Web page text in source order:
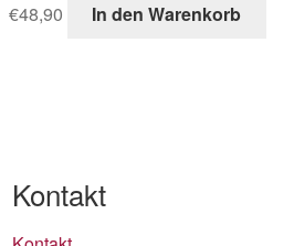
€48,90 In den Warenkorb
Kontakt